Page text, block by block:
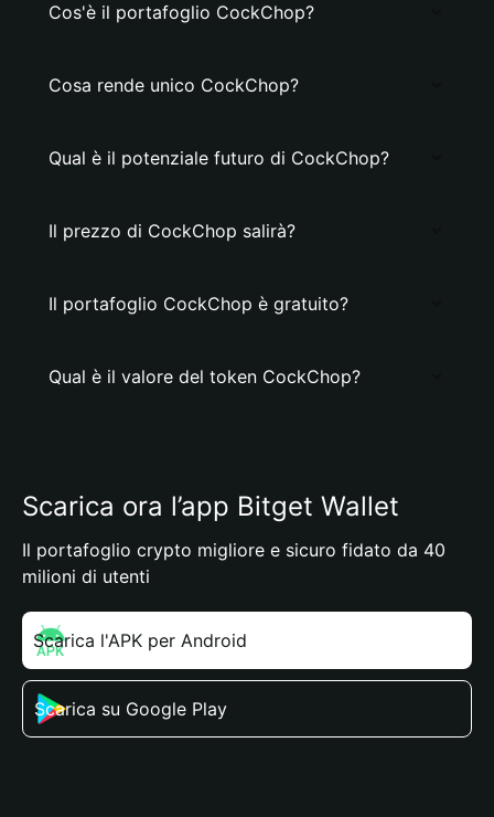
Cos'è il portafoglio CockChop?
Cosa rende unico CockChop?
Qual è il potenziale futuro di CockChop?
Il prezzo di CockChop salirà?
Il portafoglio CockChop è gratuito?
Qual è il valore del token CockChop?
Scarica ora l’app Bitget Wallet
Il portafoglio crypto migliore e sicuro fidato da 40
milioni di utenti
Scarica l'APK per Android
Scarica su Google Play